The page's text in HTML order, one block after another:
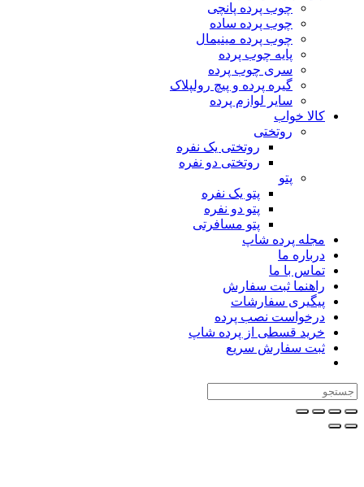
چوب پرده پانچی
چوب پرده ساده
چوب پرده مینیمال
پایه چوب پرده
سری چوب پرده
گیره پرده و پیچ رولپلاک
سایر لوازم پرده
کالا خواب
روتختی
روتختی یک نفره
روتختی دو نفره
پتو
پتو یک نفره
پتو دو نفره
پتو مسافرتی
مجله پرده شاپ
درباره ما
تماس با ما
راهنما ثبت سفارش
پیگیری سفارشات
درخواست نصب پرده
خرید قسطی از پرده شاپ
ثبت سفارش سریع